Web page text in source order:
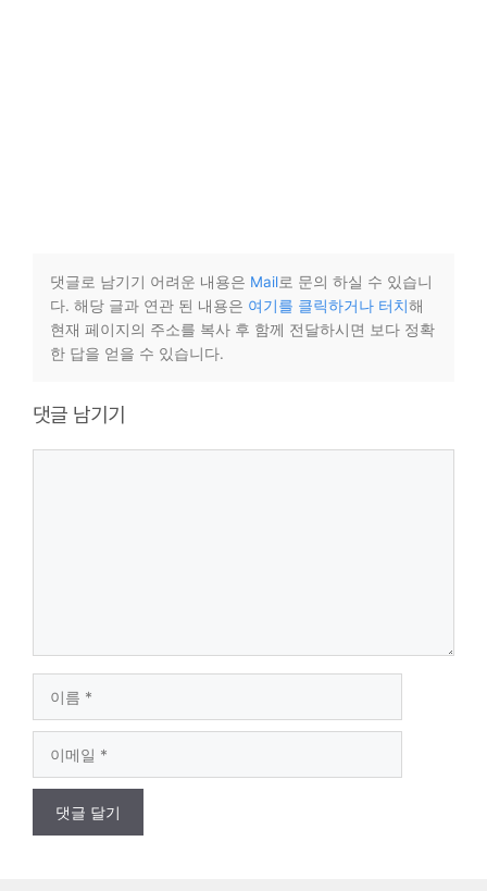
댓글로 남기기 어려운 내용은 Mail로 문의 하실 수 있습니
다. 해당 글과 연관 된 내용은 여기를 클릭하거나 터치해
현재 페이지의 주소를 복사 후 함께 전달하시면 보다 정확
한 답을 얻을 수 있습니다.
댓글 남기기
일